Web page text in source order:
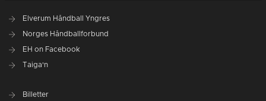
Elverum Håndball Yngres
Norges Håndballforbund
EH on Facebook
Taiga'n
Billetter